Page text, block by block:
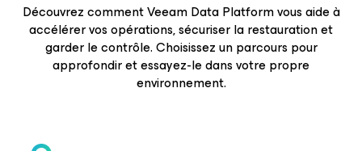
Découvrez comment Veeam Data Platform vous aide à
accélérer vos opérations, sécuriser la restauration et
garder le contrôle. Choisissez un parcours pour
approfondir et essayez-le dans votre propre
environnement.